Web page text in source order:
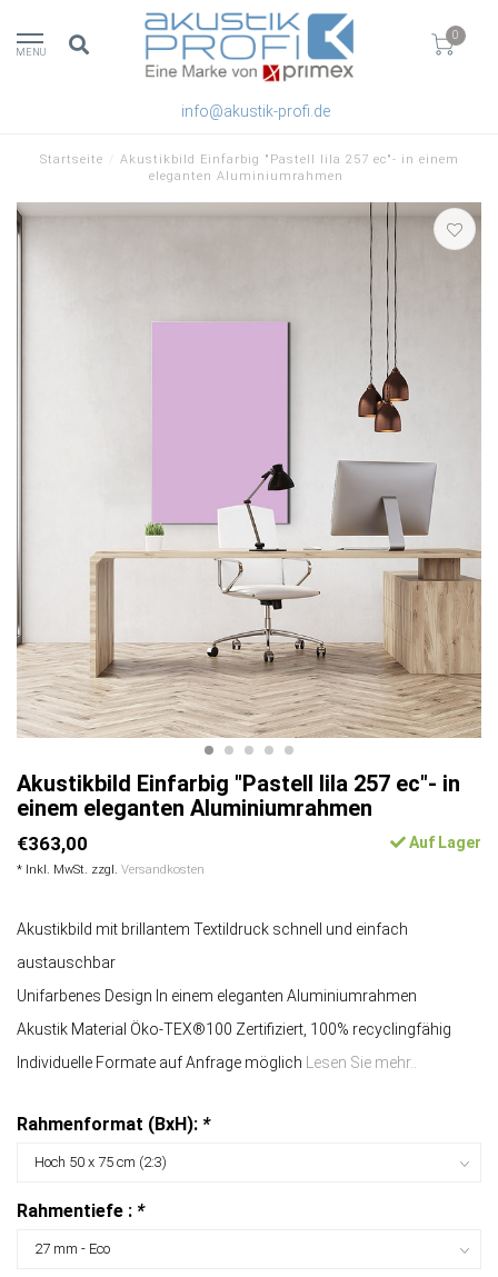
MENU
0
info@akustik-profi.de
Startseite
Akustikbild Einfarbig "Pastell lila 257 ec"- in einem
eleganten Aluminiumrahmen
Akustikbild Einfarbig "Pastell lila 257 ec"- in
einem eleganten Aluminiumrahmen
€363,00
* Inkl. MwSt. zzgl. Versandkosten
Auf Lager
Akustikbild mit brillantem Textildruck schnell und einfach
austauschbar
Unifarbenes Design In einem eleganten Aluminiumrahmen
Akustik Material Öko-TEX®100 Zertifiziert, 100% recyclingfähig
Individuelle Formate auf Anfrage möglich Lesen Sie mehr..
Rahmenformat (BxH): *
Rahmentiefe : *